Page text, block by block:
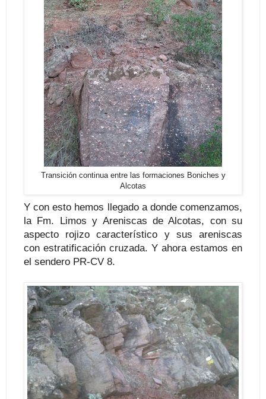
Transición continua entre las formaciones Boniches y
Alcotas
Y con esto hemos llegado a donde comenzamos,
la Fm. Limos y Areniscas de Alcotas, con su
aspecto rojizo característico y sus areniscas
con estratificación cruzada. Y ahora estamos en
el sendero PR-CV 8.